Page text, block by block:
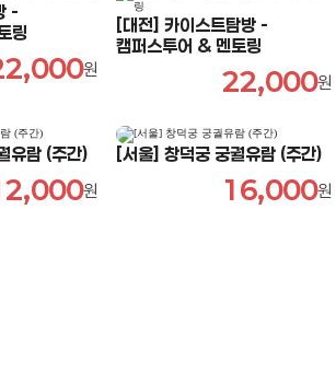
-
링
원
[대전] 카이스트탐방 -
캠퍼스투어 & 멘토링
22,000원
유람 (주간)
원
[서울] 창덕궁 궁궐유람 (주간)
16,000원